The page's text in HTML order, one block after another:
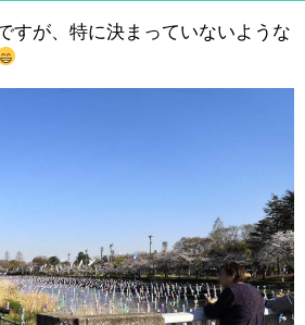
すが、特に決まっていないような